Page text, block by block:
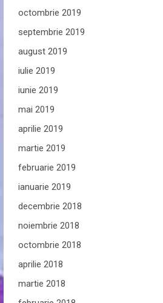
octombrie 2019
septembrie 2019
august 2019
iulie 2019
iunie 2019
mai 2019
aprilie 2019
martie 2019
februarie 2019
ianuarie 2019
decembrie 2018
noiembrie 2018
octombrie 2018
aprilie 2018
martie 2018